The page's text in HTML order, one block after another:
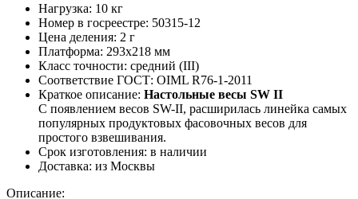
Нагрузка: 10 кг
Номер в госреестре: 50315-12
Цена деления: 2 г
Платформа: 293x218 мм
Класс точности: средний (III)
Соответствие ГОСТ: OIML R76-1-2011
Краткое описание: Настольные весы SW II
С появлением весов SW-II, расширилась линейка самых
популярных продуктовых фасовочных весов для
простого взвешивания.
Срок изготовления: в наличии
Доставка: из Москвы
Описание: